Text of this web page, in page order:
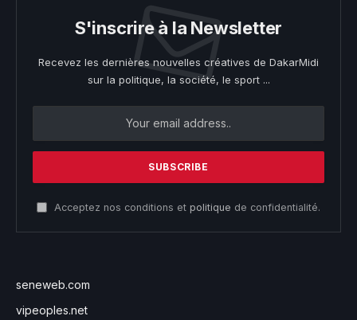
S'inscrire à la Newsletter
Recevez les dernières nouvelles créatives de DakarMidi
sur la politique, la société, le sport ...
Acceptez nos conditions et politique de confidentialité.
seneweb.com
vipeoples.net